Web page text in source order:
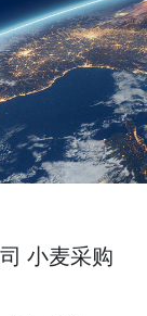
小麦采购